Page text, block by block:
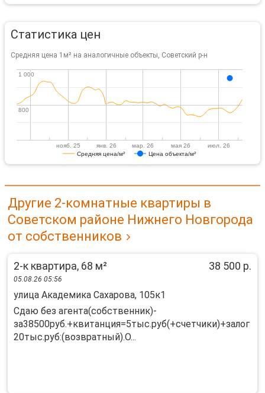
Статистика цен
Средняя цена 1м² на аналогичные объекты, Советский р-н
Средняя цена/м² Цена объекта/м²
нояб. 25 янв. 26 мар. 26 мая 26 июл. 26
800
800
1 000
1 000
Другие 2-комнатные квартиры в
Советском районе Нижнего Новгорода
от собственников
2-к квартира, 68 м² 38 500 р.
05.08.26 05:56
улица Академика Сахарова, 105к1
Сдаю без агента(собственник)-
за38500руб.+квитанция=5тыс.руб(+счетчики)+залог
20тыс.руб:(возвратный).О...